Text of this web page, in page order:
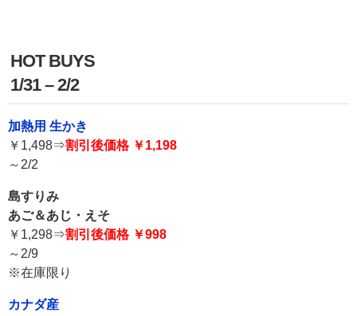
HOT BUYS
1/31 – 2/2
加熱用 生かき
￥1,498⇒割引後価格 ￥1,198
～2/2
島すりみ
あご＆あじ・えそ
￥1,298⇒割引後価格 ￥998
～2/9
※在庫限り
カナダ産